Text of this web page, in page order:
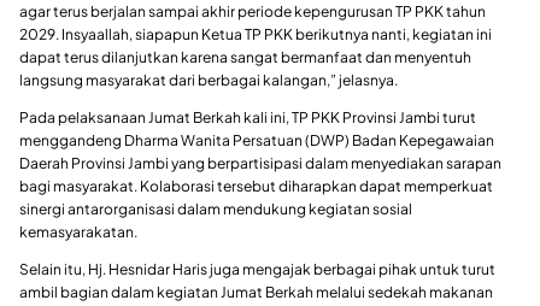
agar terus berjalan sampai akhir periode kepengurusan TP PKK tahun
2029. Insyaallah, siapapun Ketua TP PKK berikutnya nanti, kegiatan ini
dapat terus dilanjutkan karena sangat bermanfaat dan menyentuh
langsung masyarakat dari berbagai kalangan,” jelasnya.
Pada pelaksanaan Jumat Berkah kali ini, TP PKK Provinsi Jambi turut
menggandeng Dharma Wanita Persatuan (DWP) Badan Kepegawaian
Daerah Provinsi Jambi yang berpartisipasi dalam menyediakan sarapan
bagi masyarakat. Kolaborasi tersebut diharapkan dapat memperkuat
sinergi antarorganisasi dalam mendukung kegiatan sosial
kemasyarakatan.
Selain itu, Hj. Hesnidar Haris juga mengajak berbagai pihak untuk turut
ambil bagian dalam kegiatan Jumat Berkah melalui sedekah makanan